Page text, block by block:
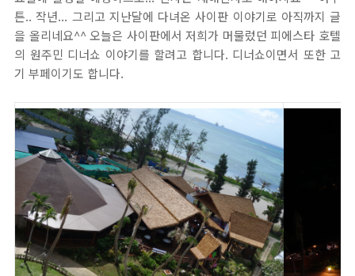
튼.. 작년... 그리고 지난달에 다녀온 사이판 이야기로 아직까지 글
을 올리네요^^ 오늘은 사이판에서 저희가 머물렀던 피에스타 호텔
의 원주민 디너쇼 이야기를 할려고 합니다. 디너쇼이면서 또한 고
기 부페이기도 합니다.